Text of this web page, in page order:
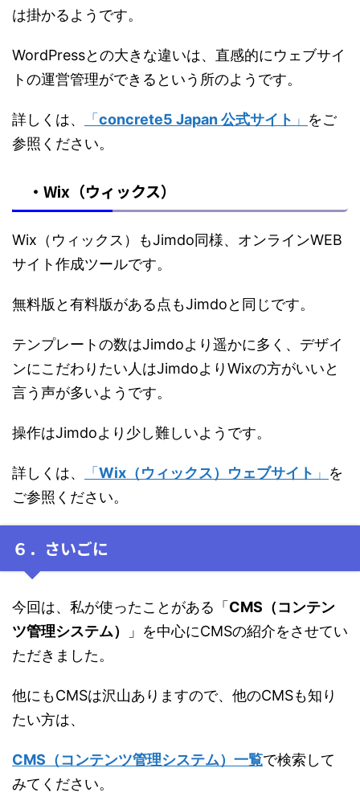
は掛かるようです。
WordPressとの大きな違いは、直感的にウェブサイ
トの運営管理ができるという所のようです。
詳しくは、 「 concrete5 Japan 公式サイト 」 をご
参照ください。
・Wix（ウィックス）
Wix（ウィックス）もJimdo同様、オンラインWEB
サイト作成ツールです。
無料版と有料版がある点もJimdoと同じです。
テンプレートの数はJimdoより遥かに多く、デザイ
ンにこだわりたい人はJimdoよりWixの方がいいと
言う声が多いようです。
操作はJimdoより少し難しいようです。
詳しくは、 「 Wix（ウィックス）ウェブサイト 」 を
ご参照ください。
６．さいごに
今回は、私が使ったことがある「 CMS（コンテン
ツ管理システム）
」を中心にCMSの紹介をさせてい
ただきました。
他にもCMSは沢山ありますので、他のCMSも知り
たい方は、
CMS（コンテンツ管理システム）一覧で検索して
みてください。